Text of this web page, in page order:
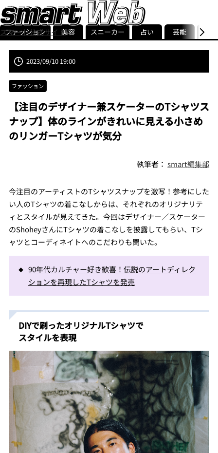
スマート公式サイト
smart最新号
記事一覧ランキング
ストリ
ファッション 美容 スニーカー 占い 芸能 グル
2023/09/10 19:00
ファッション
【注目のデザイナー兼スケーターのTシャツス
ナップ】体のラインがきれいに見える小さめ
のリンガーTシャツが気分
執筆者：smart編集部
今注目のアーティストのTシャツスナップを激写！参考にした
い人のTシャツの着こなしからは、それぞれのオリジナリテ
ィとスタイルが見えてきた。今回はデザイナー／スケーター
のShoheyさんにTシャツの着こなしを披露してもらい、Tシ
ャツとコーディネイトへのこだわりも聞いた。
90年代カルチャー好き歓喜！伝説のアートディレク
ションを再現したTシャツを発売
DIYで刷ったオリジナルTシャツで
スタイルを表現